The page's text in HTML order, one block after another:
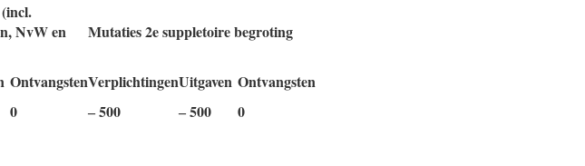
NvW en
Mutaties 2e suppletoire begroting
OntvangstenVerplichtingenUitgaven Ontvangsten
0 ‒ 500 ‒ 500
0